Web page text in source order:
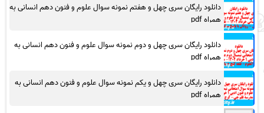
دانلود رایگان سری چهل و هفتم نمونه سوال علوم و فنون دهم انسانی به
همراه pdf
دانلود رایگان سری چهل و دوم نمونه سوال علوم و فنون دهم انسانی به
همراه pdf
دانلود رایگان سری چهل و یکم نمونه سوال علوم و فنون دهم انسانی به
همراه pdf